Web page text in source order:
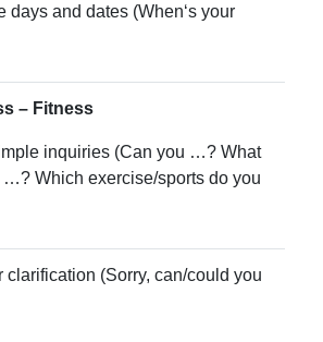
days and dates (When‘s your
– Fitness
inquiries (Can you …? What
…? Which exercise/sports do you
(Sorry, can/could you